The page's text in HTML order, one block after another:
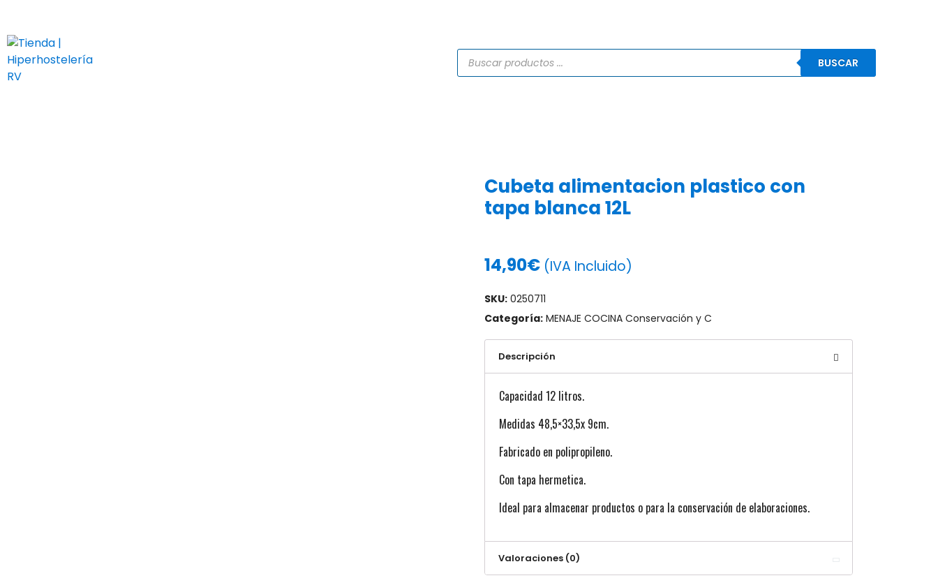
BUSCAR
Cubeta alimentacion plastico con
tapa blanca 12L
14,90€ (IVA Incluido)
SKU: 0250711
Categoría: MENAJE COCINA Conservación y C
Descripción
Capacidad 12 litros.
Medidas 48,5×33,5x 9cm.
Fabricado en polipropileno.
Con tapa hermetica.
Ideal para almacenar productos o para la conservación de elaboraciones.
Valoraciones (0)